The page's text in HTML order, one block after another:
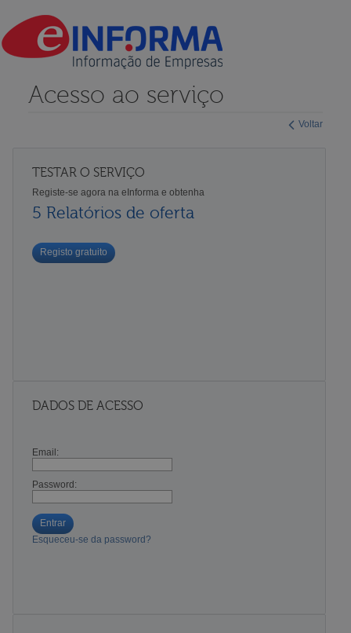
Voltar
Acesso ao serviço
TESTAR O SERVIÇO
Registe-se agora na eInforma e obtenha
5 Relatórios de oferta
Registo gratuito
DADOS DE ACESSO
Email:
Password:
Entrar
Esqueceu-se da password?